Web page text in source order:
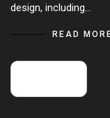
design, including…
READ